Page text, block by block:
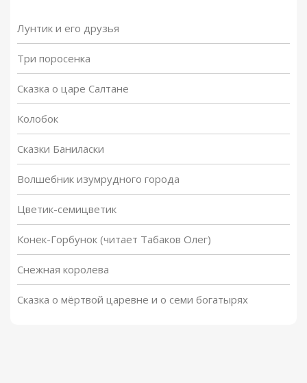
Лунтик и его друзья
Три поросенка
Сказка о царе Салтане
Колобок
Сказки Баниласки
Волшебник изумрудного города
Цветик-семицветик
Конек-Горбунок (читает Табаков Олег)
Снежная королева
Сказка о мёртвой царевне и о семи богатырях